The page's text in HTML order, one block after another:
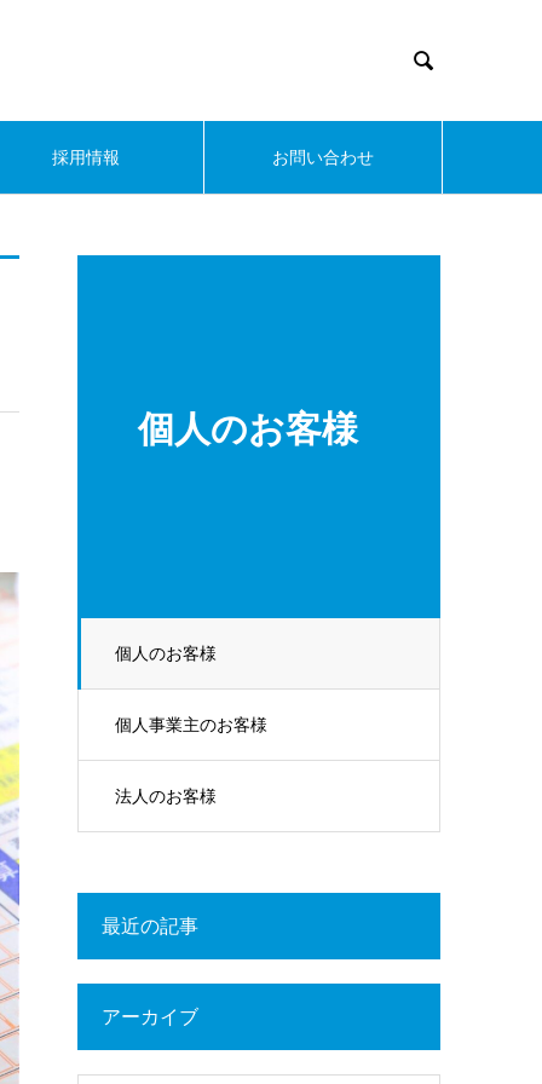

採用情報 お問い合わせ
個人のお客様
個人のお客様
個人事業主のお客様
法人のお客様
最近の記事
アーカイブ